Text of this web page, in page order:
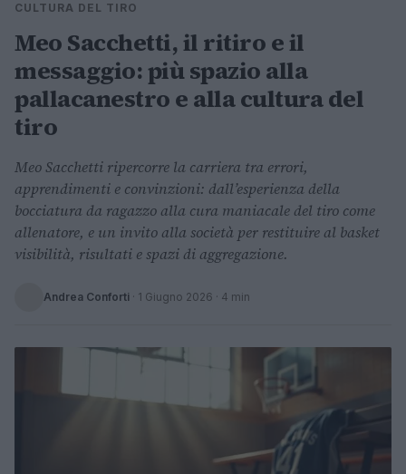
CULTURA DEL TIRO
Meo Sacchetti, il ritiro e il
messaggio: più spazio alla
pallacanestro e alla cultura del
tiro
Meo Sacchetti ripercorre la carriera tra errori,
apprendimenti e convinzioni: dall’esperienza della
bocciatura da ragazzo alla cura maniacale del tiro come
allenatore, e un invito alla società per restituire al basket
visibilità, risultati e spazi di aggregazione.
Andrea Conforti · 1 Giugno 2026 · 4 min